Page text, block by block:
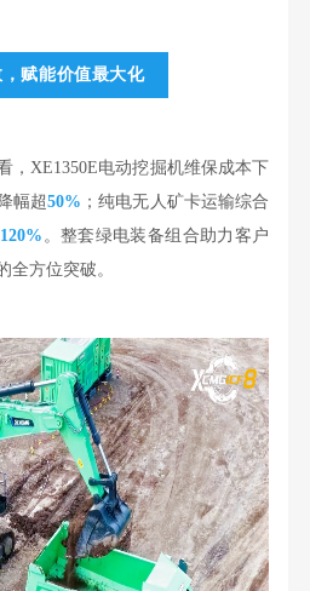
，赋能价值最大化
，XE1350E电动挖掘机维保成本下
幅超50% ；纯电无人矿卡运输综合
120% 。整套绿电装备组合助力客户
全方位突破。